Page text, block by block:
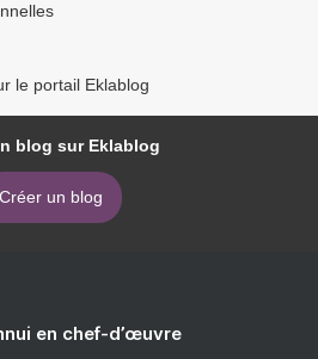
le portail Eklablog
blog sur Eklablog
Créer un blog
en chef-d’œuvre